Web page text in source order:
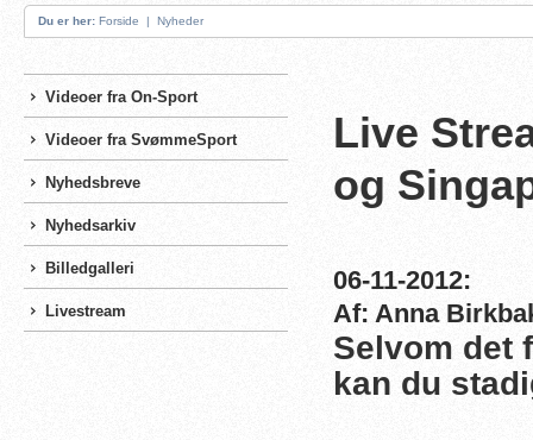
Du er her: Forside | Nyheder
Videoer fra On-Sport
Videoer fra SvømmeSport
Nyhedsbreve
Nyhedsarkiv
Billedgalleri
Livestream
Live
og
06-11-2012:
Af: Anna
Selvom det
kan du